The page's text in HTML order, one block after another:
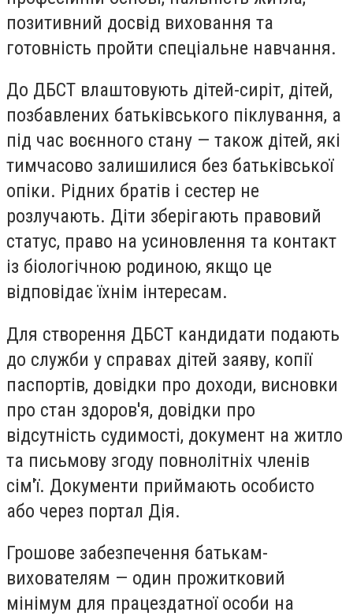
позитивний досвід виховання та
готовність пройти спеціальне навчання.
До ДБСТ влаштовують дітей-сиріт, дітей,
позбавлених батьківського піклування, а
під час воєнного стану — також дітей, які
тимчасово залишилися без батьківської
опіки. Рідних братів і сестер не
розлучають. Діти зберігають правовий
статус, право на усиновлення та контакт
із біологічною родиною, якщо це
відповідає їхнім інтересам.
Для створення ДБСТ кандидати подають
до служби у справах дітей заяву, копії
паспортів, довідки про доходи, висновки
про стан здоров'я, довідки про
відсутність судимості, документ на житло
та письмову згоду повнолітніх членів
сім'ї. Документи приймають особисто
або через портал Дія.
Грошове забезпечення батькам-
вихователям — один прожитковий
мінімум для працездатної особи на